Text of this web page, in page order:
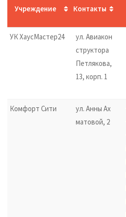
Учреждение Контакты
УК ХаусМастер24
ул. Авиакон
структора
Петлякова,
13, корп. 1
Комфорт Сити
ул. Анны Ах
матовой, 2